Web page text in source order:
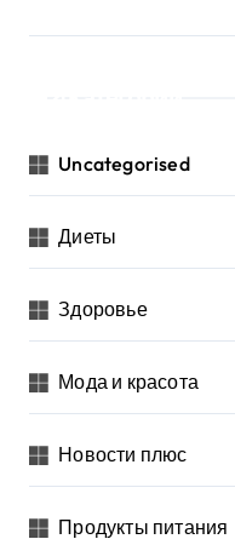
Uncategorised
Диеты
Здоровье
Мода и красота
Новости плюс
Продукты питания